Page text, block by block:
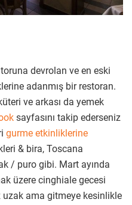
devrolan ve en eski
adanmış bir restoran.
ve arkası da yemek
sayfasını takip ederseniz
gurme etkinliklerine
& bira, Toscana
/ puro gibi. Mart ayında
üzere cinghiale gecesi
ama gitmeye kesinlikle